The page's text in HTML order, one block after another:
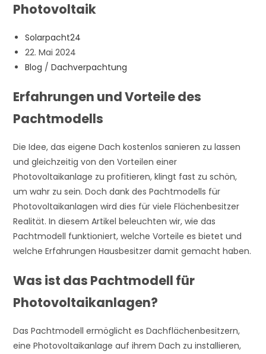
Photovoltaik
Beitrags-
Autor:
Solarpacht24
Beitrag
veröffentlicht:
22. Mai 2024
Beitrags-
Blog / Dachverpachtung
Erfahrungen und Vorteile des
Pachtmodells
Die Idee, das eigene Dach kostenlos sanieren zu lassen
und gleichzeitig von den Vorteilen einer
Photovoltaikanlage zu profitieren, klingt fast zu schön,
um wahr zu sein. Doch dank des Pachtmodells für
Photovoltaikanlagen wird dies für viele Flächenbesitzer
Realität. In diesem Artikel beleuchten wir, wie das
Pachtmodell funktioniert, welche Vorteile es bietet und
welche Erfahrungen Hausbesitzer damit gemacht haben.
Was ist das Pachtmodell für
Photovoltaikanlagen?
Das Pachtmodell ermöglicht es Dachflächenbesitzern,
eine Photovoltaikanlage auf ihrem Dach zu installieren,